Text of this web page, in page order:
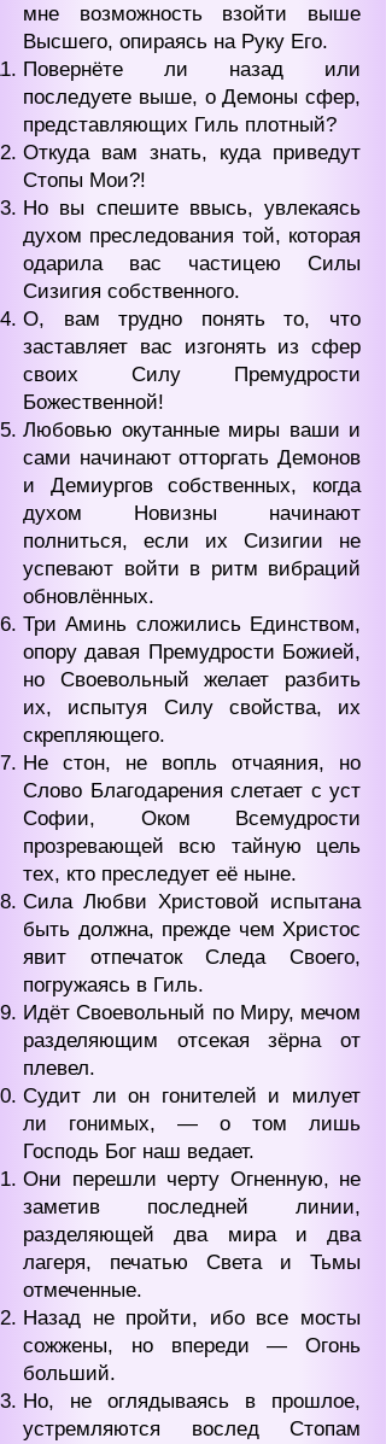
мне возможность взойти выше
Высшего, опираясь на Руку Его.
Повернёте ли назад или
последуете выше, о Демоны сфер,
представляющих Гиль плотный?
Откуда вам знать, куда приведут
Стопы Мои?!
Но вы спешите ввысь, увлекаясь
духом преследования той, которая
одарила вас частицею Силы
Сизигия собственного.
О, вам трудно понять то, что
заставляет вас изгонять из сфер
своих Силу Премудрости
Божественной!
Любовью окутанные миры ваши и
сами начинают отторгать Демонов
и Демиургов собственных, когда
духом Новизны начинают
полниться, если их Сизигии не
успевают войти в ритм вибраций
обновлённых.
Три Аминь сложились Единством,
опору давая Премудрости Божией,
но Своевольный желает разбить
их, испытуя Силу свойства, их
скрепляющего.
Не стон, не вопль отчаяния, но
Слово Благодарения слетает с уст
Софии, Оком Всемудрости
прозревающей всю тайную цель
тех, кто преследует её ныне.
Сила Любви Христовой испытана
быть должна, прежде чем Христос
явит отпечаток Следа Своего,
погружаясь в Гиль.
Идёт Своевольный по Миру, мечом
разделяющим отсекая зёрна от
плевел.
Судит ли он гонителей и милует
ли гонимых, — о том лишь
Господь Бог наш ведает.
Они перешли черту Огненную, не
заметив последней линии,
разделяющей два мира и два
лагеря, печатью Света и Тьмы
отмеченные.
Назад не пройти, ибо все мосты
сожжены, но впереди — Огонь
больший.
Но, не оглядываясь в прошлое,
устремляются вослед Стопам